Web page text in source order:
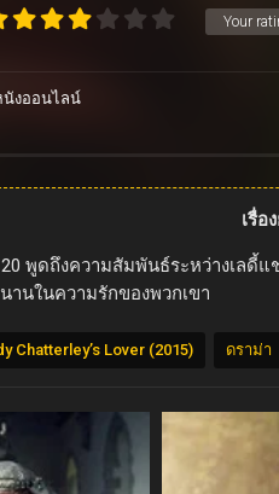
Your
นังออนไลน์
เรื่อ
พูดถึงความสัมพันธ์ระหว่างเลดี้
านในความรักของพวกเขา
Chatterley’s Lover (2015) ดราม่า